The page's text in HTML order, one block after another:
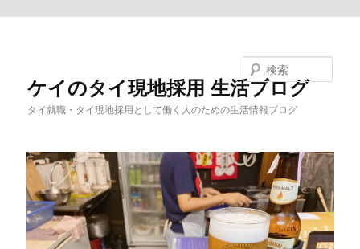
ケイのタイ現地採用 生活ブログ
タイ就職・タイ現地採用として働く人のための生活情報ブログ